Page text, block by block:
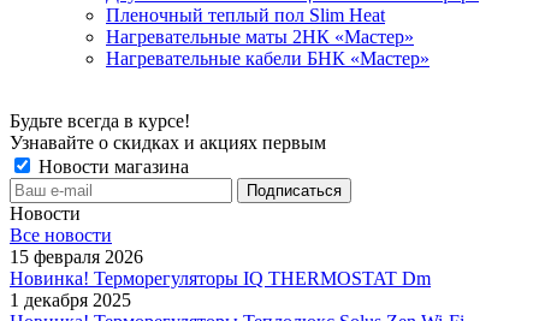
Пленочный теплый пол Slim Heat
Нагревательные маты 2НК «Мастер»
Нагревательные кабели БНК «Мастер»
Будьте всегда в курсе!
Узнавайте о скидках и акциях первым
Новости магазина
Новости
Все новости
15 февраля 2026
Новинка! Терморегуляторы IQ THERMOSTAT Dm
1 декабря 2025